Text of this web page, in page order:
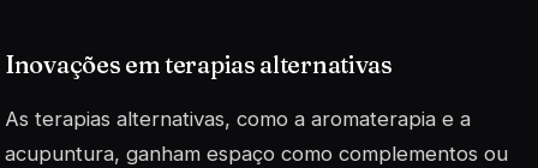
Inovações em terapias alternativas
As terapias alternativas, como a aromaterapia e a
acupuntura, ganham espaço como complementos ou